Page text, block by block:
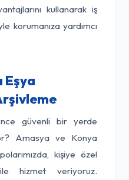
kullanarak iş
korumanıza yardımcı
Eşya
önce güvenli bir yerde
Amasya ve Konya
kişiye özel
hizmet veriyoruz.